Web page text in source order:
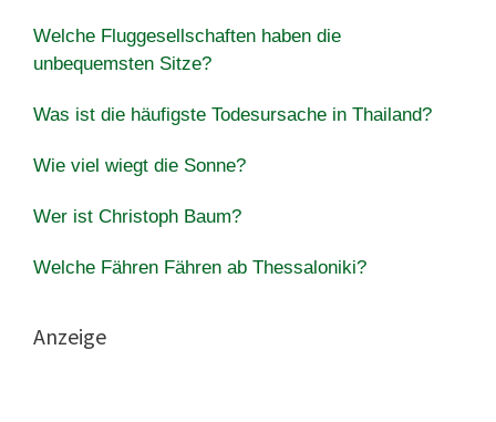
Welche Fluggesellschaften haben die
unbequemsten Sitze?
Was ist die häufigste Todesursache in Thailand?
Wie viel wiegt die Sonne?
Wer ist Christoph Baum?
Welche Fähren Fähren ab Thessaloniki?
Anzeige